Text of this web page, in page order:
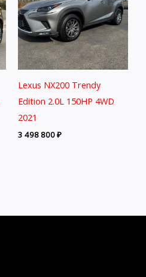
Lexus NX200 Trendy
Edition 2.0L 150HP 4WD
2021
3 498 800₽